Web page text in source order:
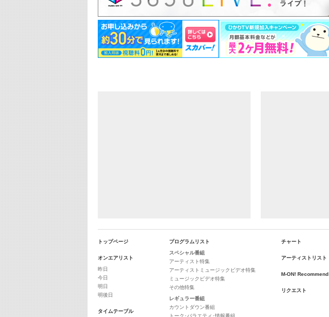
トップページ
オンエアリスト
昨日
今日
明日
明後日
タイムテーブル
プログラムリスト
スペシャル番組
アーティスト特集
アーティストミュージックビデオ特集
ミュージックビデオ特集
その他特集
レギュラー番組
カウントダウン番組
トーク･バラエティ･情報番組
チャート
アーティストリスト
M-ON! Recommend
リクエスト